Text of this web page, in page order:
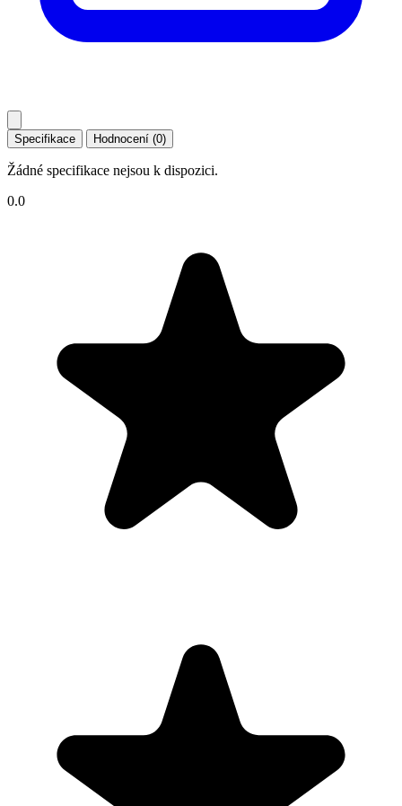
Specifikace Hodnocení (0)
Žádné specifikace nejsou k dispozici.
0.0